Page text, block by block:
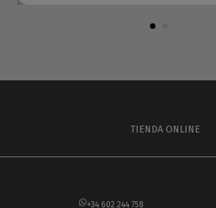
TIENDA ONLINE
+34 602 244 758